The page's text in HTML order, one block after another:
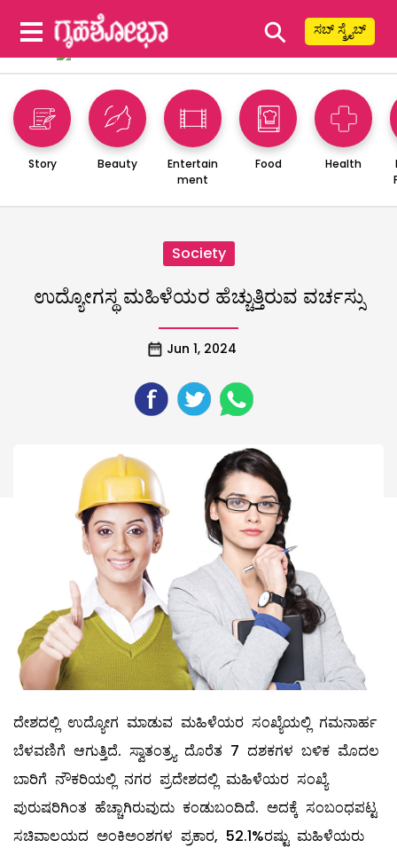
⚲ ಸಬ್ ಸ್ಕ್ರೈಬ್
Story Beauty
Entertain
ment
Food Health
Society
ಉದ್ಯೋಗಸ್ಥ ಮಹಿಳೆಯರ ಹೆಚ್ಚುತ್ತಿರುವ ವರ್ಚಸ್ಸು
Jun 1, 2024
ದೇಶದಲ್ಲಿ ಉದ್ಯೋಗ ಮಾಡುವ ಮಹಿಳೆಯರ ಸಂಖ್ಯೆಯಲ್ಲಿ ಗಮನಾರ್ಹ
ಬೆಳವಣಿಗೆ ಆಗುತ್ತಿದೆ. ಸ್ವಾತಂತ್ರ್ಯ ದೊರೆತ 7 ದಶಕಗಳ ಬಳಿಕ ಮೊದಲ
ಬಾರಿಗೆ ನೌಕರಿಯಲ್ಲಿ ನಗರ ಪ್ರದೇಶದಲ್ಲಿ ಮಹಿಳೆಯರ ಸಂಖ್ಯೆ
ಪುರುಷರಿಗಿಂತ ಹೆಚ್ಚಾಗಿರುವುದು ಕಂಡುಬಂದಿದೆ. ಅದಕ್ಕೆ ಸಂಬಂಧಪಟ್ಟ
ಸಚಿವಾಲಯದ ಅಂಕಿಅಂಶಗಳ ಪ್ರಕಾರ, 52.1%ರಷ್ಟು ಮಹಿಳೆಯರು